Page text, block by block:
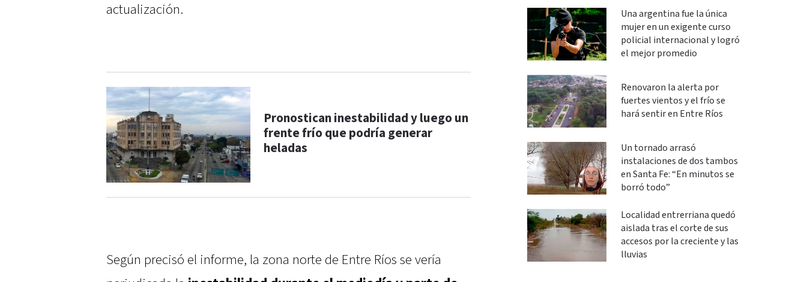
actualización.
Pronostican inestabilidad y luego un
frente frío que podría generar
heladas
Según precisó el informe, la zona norte de Entre Ríos se vería
Una argentina fue la única
mujer en un exigente curso
policial internacional y logró
el mejor promedio
Renovaron la alerta por
fuertes vientos y el frío se
hará sentir en Entre Ríos
Un tornado arrasó
instalaciones de dos tambos
en Santa Fe: “En minutos se
borró todo”
Localidad entrerriana quedó
aislada tras el corte de sus
accesos por la creciente y las
lluvias